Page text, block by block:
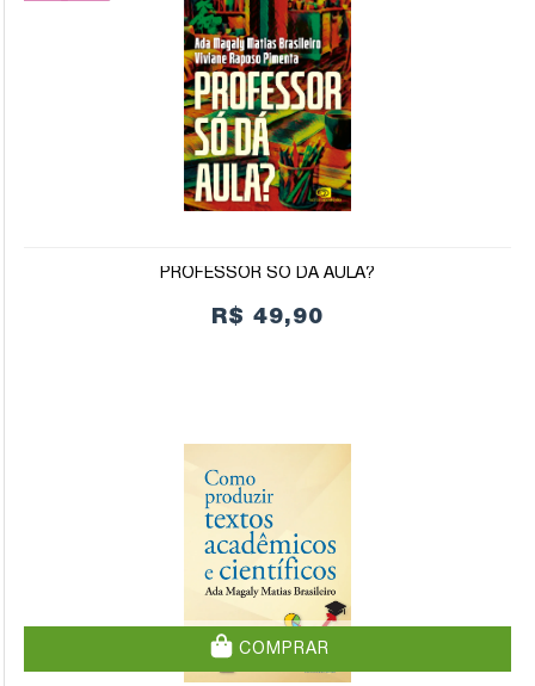
PROFESSOR SÓ DÁ AULA?
R$ 49,90
COMPRAR